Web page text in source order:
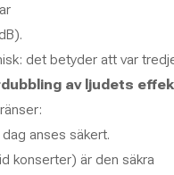
det betyder att var
av ljudets
anses säkert.
konserter) är den säkra